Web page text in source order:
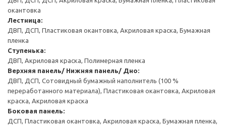
окантовка
Лестница:
ДВП, ДСП, Пластиковая окантовка, Акриловая краска, Бумажная
пленка
Cтупенька:
ДВП, Акриловая краска, Полимерная пленка
Верхняя панель/ Нижняя панель/ Дно:
ДВП, ДСП, Сотовидный бумажный наполнитель (100 %
переработанного материала), Пластиковая окантовка, Акриловая
краска, Акриловая краска
Боковая панель:
ДСП, Пластиковая окантовка, Акриловая краска, Бумажная пленка,